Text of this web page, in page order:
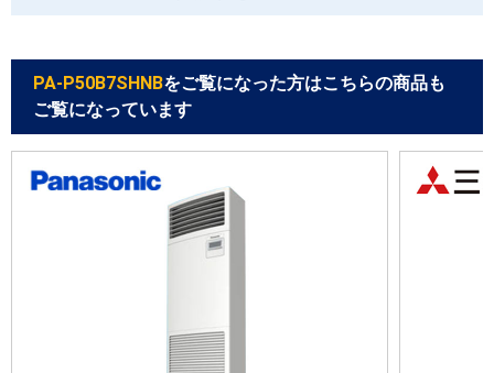
PA-P50B7SHNBをご覧になった方はこちらの商品も
ご覧になっています